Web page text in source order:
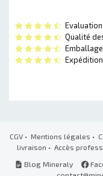
Qualité
CGV • Mentions légales •
livraison • Accès
Blog Mineraly